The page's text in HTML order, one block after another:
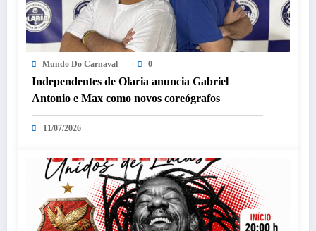
Mundo Do Carnaval 0
Independentes de Olaria anuncia Gabriel
Antonio e Max como novos coreógrafos
11/07/2026